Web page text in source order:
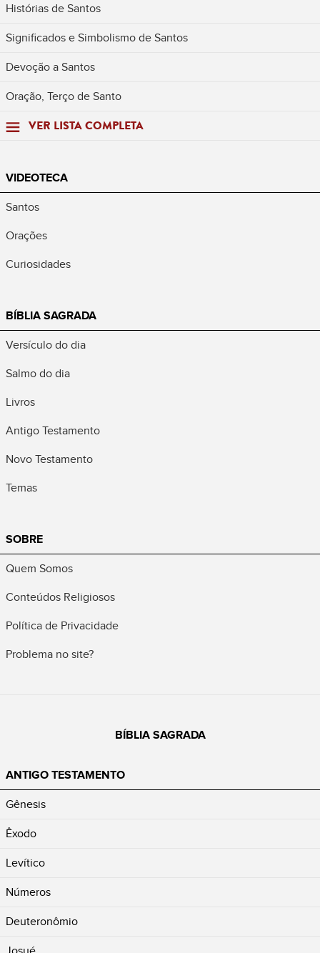
Histórias de Santos
Significados e Simbolismo de Santos
Devoção a Santos
Oração, Terço de Santo
VER LISTA COMPLETA
VIDEOTECA
Santos
Orações
Curiosidades
BÍBLIA SAGRADA
Versículo do dia
Salmo do dia
Livros
Antigo Testamento
Novo Testamento
Temas
SOBRE
Quem Somos
Conteúdos Religiosos
Política de Privacidade
Problema no site?
BÍBLIA SAGRADA
ANTIGO TESTAMENTO
Gênesis
Êxodo
Levítico
Números
Deuteronômio